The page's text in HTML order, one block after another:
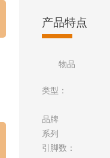
产品特点
物品
类型：
品牌
系列
引脚数：